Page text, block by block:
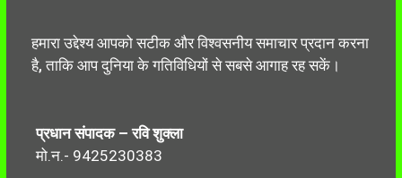
हमारा उद्देश्य आपको सटीक और विश्वसनीय समाचार प्रदान करना
है, ताकि आप दुनिया के गतिविधियों से सबसे आगाह रह सकें।
प्रधान संपादक – रवि शुक्ला
मो.न.- 9425230383